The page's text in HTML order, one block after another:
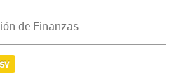
de Finanzas